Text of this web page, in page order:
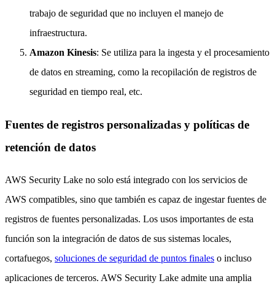
trabajo de seguridad que no incluyen el manejo de
infraestructura.
Amazon Kinesis: Se utiliza para la ingesta y el procesamiento
de datos en streaming, como la recopilación de registros de
seguridad en tiempo real, etc.
Fuentes de registros personalizadas y políticas de
retención de datos
AWS Security Lake no solo está integrado con los servicios de
AWS compatibles, sino que también es capaz de ingestar fuentes de
registros de fuentes personalizadas. Los usos importantes de esta
función son la integración de datos de sus sistemas locales,
cortafuegos, soluciones de seguridad de puntos finales o incluso
aplicaciones de terceros. AWS Security Lake admite una amplia